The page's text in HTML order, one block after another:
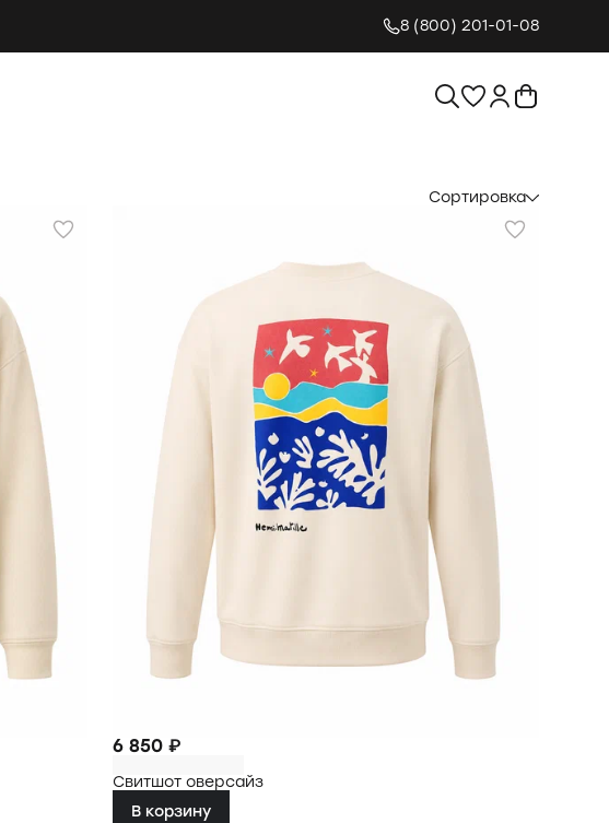
8 (800) 201-01-08
Сортировка
6 850 ₽
Свитшот оверсайз
В корзину